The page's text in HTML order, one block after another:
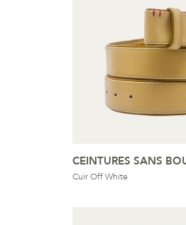
CEINTURES SANS
Cuir Off White